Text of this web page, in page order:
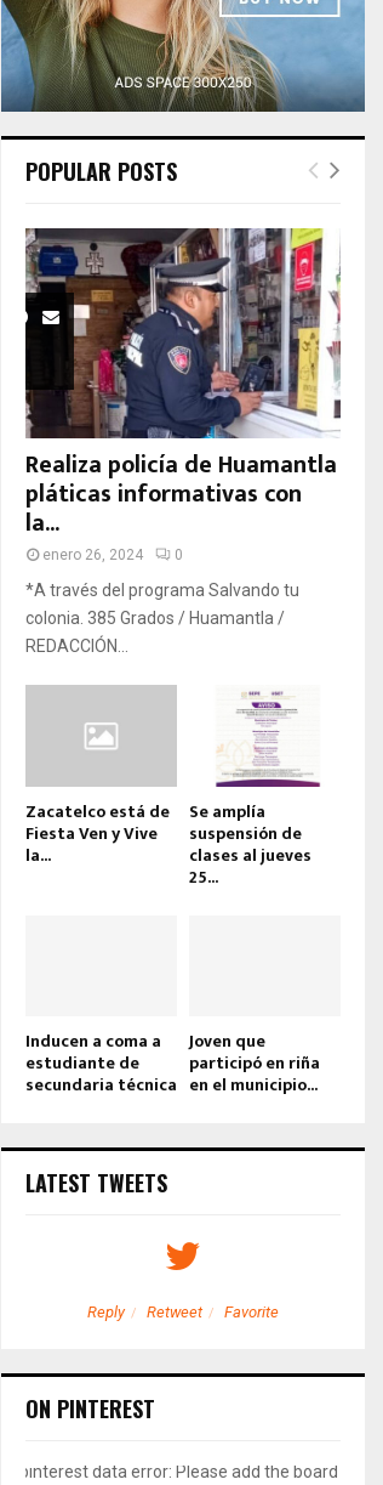
POPULAR POSTS
Realiza policía de Huamantla
pláticas informativas con
la...
enero 26, 2024 0
*A través del programa Salvando tu
colonia. 385 Grados / Huamantla /
REDACCIÓN...
Zacatelco está de
Fiesta Ven y Vive
la...
Se amplía
suspensión de
clases al jueves
25...
Inducen a coma a
estudiante de
secundaria técnica
Joven que
participó en riña
en el municipio...
LATEST TWEETS
Reply Retweet Favorite
ON PINTEREST
pinterest data error: Please add the board